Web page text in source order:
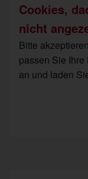
Cookies,
nicht
Bitte
passen Sie
an und laden